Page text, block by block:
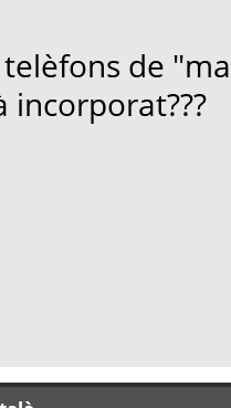
de
incorporat???